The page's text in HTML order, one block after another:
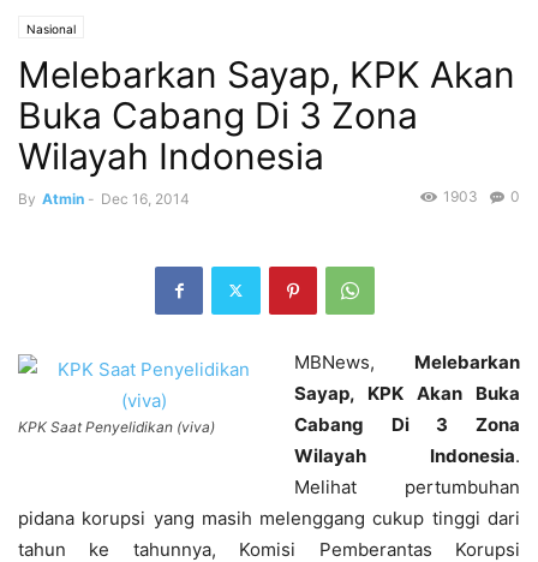
Nasional
Melebarkan Sayap, KPK Akan
Buka Cabang Di 3 Zona
Wilayah Indonesia
By Atmin - Dec 16, 2014 0
1903
KPK Saat Penyelidikan (viva)
MBNews, Melebarkan
Sayap, KPK Akan Buka
Cabang Di 3 Zona
Wilayah Indonesia.
Melihat pertumbuhan
pidana korupsi yang masih melenggang cukup tinggi dari
tahun ke tahunnya, Komisi Pemberantas Korupsi